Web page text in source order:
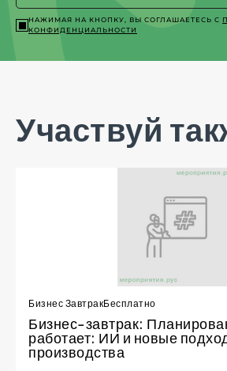
НАЖИМАЯ НА КНОПКУ, ВЫ СОГЛАШАЕТЕСЬ С
КОНФИДЕНЦИАЛЬНОСТИ
Участвуй
Бизнес ЗавтракБесплатно
Бизнес-завтрак:
работает: ИИ и новые
производства